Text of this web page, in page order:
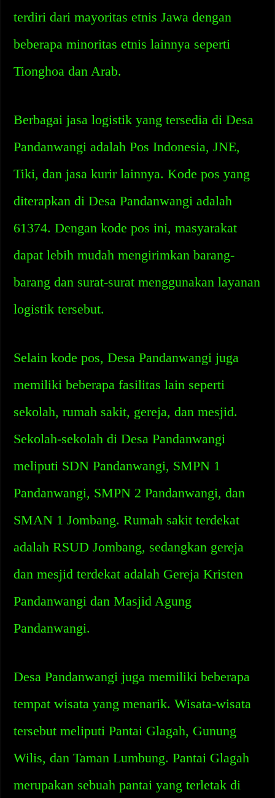
terdiri dari mayoritas etnis Jawa dengan
beberapa minoritas etnis lainnya seperti
Tionghoa dan Arab.
Berbagai jasa logistik yang tersedia di Desa
Pandanwangi adalah Pos Indonesia, JNE,
Tiki, dan jasa kurir lainnya. Kode pos yang
diterapkan di Desa Pandanwangi adalah
61374. Dengan kode pos ini, masyarakat
dapat lebih mudah mengirimkan barang-
barang dan surat-surat menggunakan layanan
logistik tersebut.
Selain kode pos, Desa Pandanwangi juga
memiliki beberapa fasilitas lain seperti
sekolah, rumah sakit, gereja, dan mesjid.
Sekolah-sekolah di Desa Pandanwangi
meliputi SDN Pandanwangi, SMPN 1
Pandanwangi, SMPN 2 Pandanwangi, dan
SMAN 1 Jombang. Rumah sakit terdekat
adalah RSUD Jombang, sedangkan gereja
dan mesjid terdekat adalah Gereja Kristen
Pandanwangi dan Masjid Agung
Pandanwangi.
Desa Pandanwangi juga memiliki beberapa
tempat wisata yang menarik. Wisata-wisata
tersebut meliputi Pantai Glagah, Gunung
Wilis, dan Taman Lumbung. Pantai Glagah
merupakan sebuah pantai yang terletak di